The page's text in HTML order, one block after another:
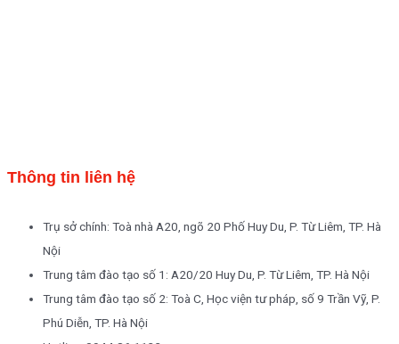
Thông tin liên hệ
Trụ sở chính: Toà nhà A20, ngõ 20 Phố Huy Du, P. Từ Liêm, TP. Hà
Nội
Trung tâm đào tạo số 1: A20/20 Huy Du, P. Từ Liêm, TP. Hà Nội
Trung tâm đào tạo số 2: Toà C, Học viện tư pháp, số 9 Trần Vỹ, P.
Phú Diễn, TP. Hà Nội